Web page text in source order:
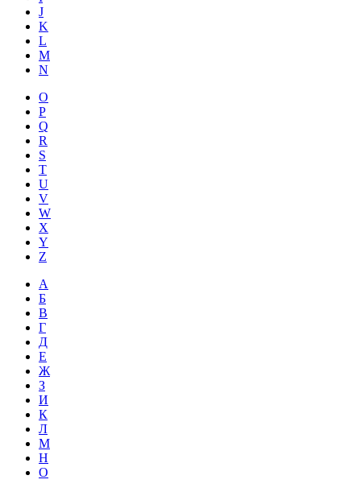
J
K
L
M
N
O
P
Q
R
S
T
U
V
W
X
Y
Z
А
Б
В
Г
Д
Е
Ж
З
И
К
Л
М
Н
О